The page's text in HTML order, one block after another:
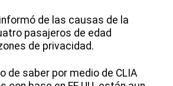
de las causas de la
pasajeros de edad
de privacidad.
de saber por medio de CLIA